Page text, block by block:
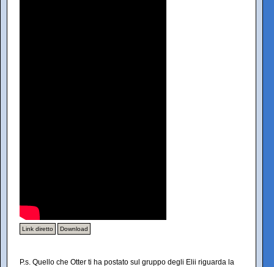
Link diretto Download
P.s. Quello che Otter ti ha postato sul gruppo degli Elii riguarda la